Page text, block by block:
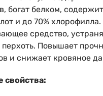
богат белком,
и до 70%
средство,
перхоть. Повышает
и снижает кровяное
свойства: